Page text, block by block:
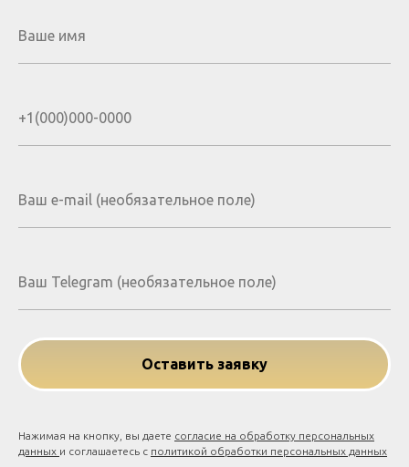
Оставить заявку
Нажимая на кнопку, вы даете согласие на обработку персональных
данных и соглашаетесь c политикой обработки персональных данных